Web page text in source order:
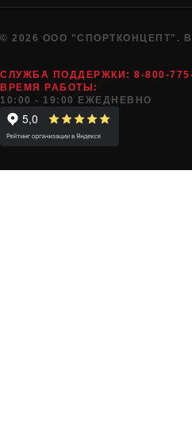
© 2026 ООО "СПОРТКОНЦЕПТ".
СЛУЖБА ПОДДЕРЖКИ: 8-800-
ВРЕМЯ РАБОТЫ:
10:00 - 19:00 ЕЖЕДНЕВНО